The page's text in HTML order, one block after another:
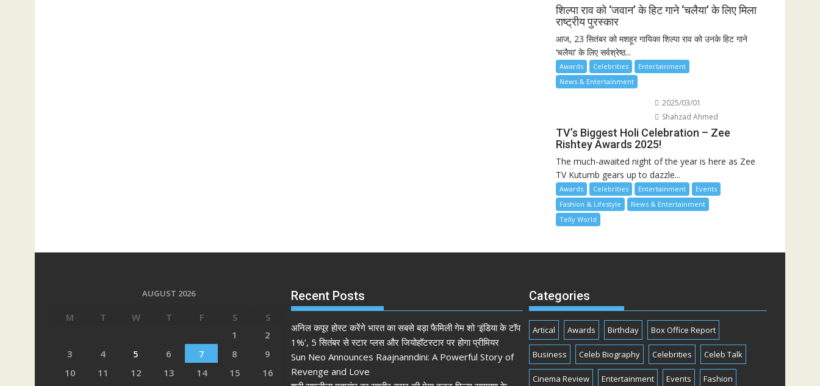
शिल्पा राव को ‘जवान’ के हिट गाने ‘चलैया’ के लिए मिला
राष्ट्रीय पुरस्कार
आज, 23 सितंबर को मशहूर गायिका शिल्पा राव को उनके हिट गाने
‘चलैया’ के लिए सर्वश्रेष्ठ...
Awards Celebrities
Entertainment
News & Entertainment
2025/03/01
Shahzad Ahmed
TV’s Biggest Holi Celebration – Zee
Rishtey Awards 2025!
The much-awaited night of the year is here as Zee
TV Kutumb gears up to dazzle...
Awards Celebrities Entertainment
Events
Fashion & Lifestyle
News & Entertainment
Telly World
AUGUST 2026
M T W T F S
S
1
2
3
4 5 6 7 8
9
10
11 12 13 14 15
16
Recent Posts
अनिल कपूर होस्ट करेंगे भारत का सबसे बड़ा फैमिली गेम शो ‘इंडिया के टॉप
1%’, 5 सितंबर से स्टार प्लस और जियोहॉटस्टार पर होगा प्रीमियर
Sun Neo Announces Raajnanndini: A Powerful Story of
Revenge and Love
Categories
Artical Awards Birthday Box Office Report
Business Celeb Biography Celebrities Celeb Talk
Cinema Review Entertainment Events Fashion